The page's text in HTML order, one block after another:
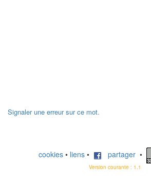
Signaler une erreur sur ce mot.
cookies • liens • partager •
Version courante : 1.1